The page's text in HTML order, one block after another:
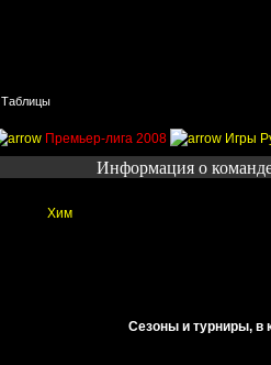
Таблицы
Премьер-лига 2008 Игры
Информация о
Хим
Сезоны и турниры, в